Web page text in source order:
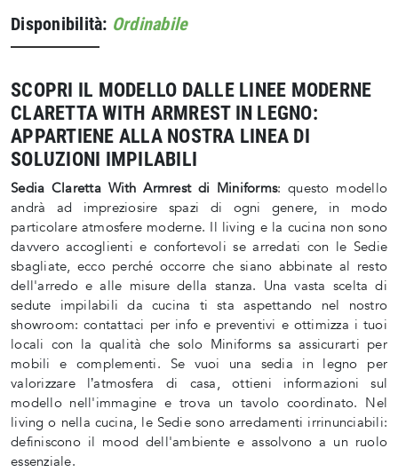
Disponibilità: Ordinabile
SCOPRI IL MODELLO DALLE LINEE MODERNE
CLARETTA WITH ARMREST IN LEGNO:
APPARTIENE ALLA NOSTRA LINEA DI
SOLUZIONI IMPILABILI
Sedia Claretta With Armrest di Miniforms: questo modello
andrà ad impreziosire spazi di ogni genere, in modo
particolare atmosfere moderne. Il living e la cucina non sono
davvero accoglienti e confortevoli se arredati con le Sedie
sbagliate, ecco perché occorre che siano abbinate al resto
dell'arredo e alle misure della stanza. Una vasta scelta di
sedute impilabili da cucina ti sta aspettando nel nostro
showroom: contattaci per info e preventivi e ottimizza i tuoi
locali con la qualità che solo Miniforms sa assicurarti per
mobili e complementi. Se vuoi una sedia in legno per
valorizzare l’atmosfera di casa, ottieni informazioni sul
modello nell'immagine e trova un tavolo coordinato. Nel
living o nella cucina, le Sedie sono arredamenti irrinunciabili:
definiscono il mood dell'ambiente e assolvono a un ruolo
essenziale.